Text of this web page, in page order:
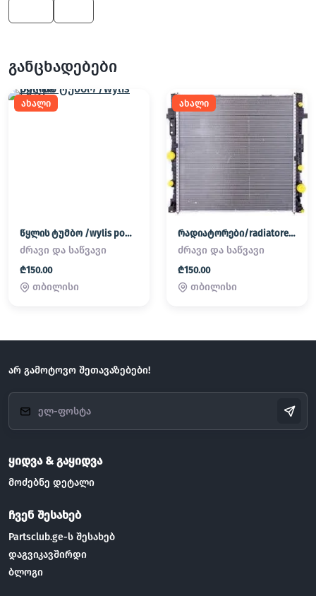
განცხადებები
ახალი
წყლის ტუმბო /wylis pompa
ძრავი და საწვავი
₾150.00
თბილისი
ახალი
რადიატორები/radiatorebi
ძრავი და საწვავი
₾150.00
თბილისი
არ გამოტოვო შეთავაზებები!
ყიდვა & გაყიდვა
მოძებნე დეტალი
ჩვენ შესახებ
Partsclub.ge-ს შესახებ
დაგვიკავშირდი
ბლოგი